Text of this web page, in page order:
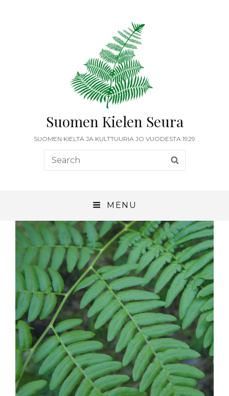
Suomen Kielen Seura
SUOMEN KIELTÄ JA KULTTUURIA JO VUODESTA 1929
MENU